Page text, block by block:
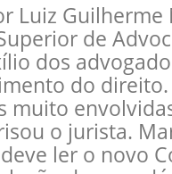
Luiz
de
dos
do
muito
o jurista.
ler o novo